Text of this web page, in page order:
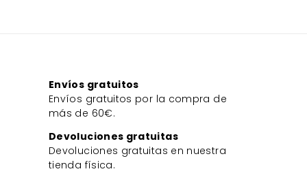
Envíos gratuitos
Envíos gratuitos por la compra de
más de 60€.
Devoluciones gratuitas
Devoluciones gratuitas en nuestra
tienda física.